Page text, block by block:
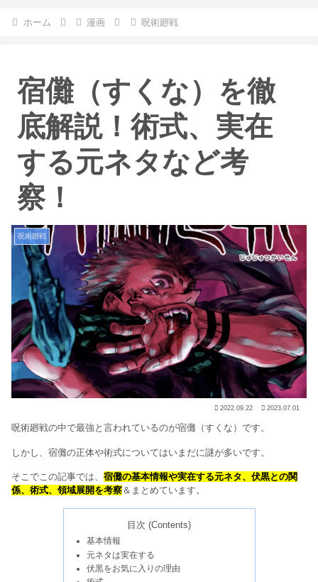
ホーム 漫画 呪術廻戦
宿儺（すくな）を徹
底解説！術式、実在
する元ネタなど考
察！
呪術廻戦
2022.09.22 2023.07.01
呪術廻戦の中で最強と言われているのが宿儺（すくな）です。
しかし、宿儺の正体や術式についてはいまだに謎が多いです。
そこでこの記事では、 宿儺の基本情報や実在する元ネタ、伏黒との関
係、術式、領域展開を考察＆まとめています。
目次 (Contents)
基本情報
元ネタは実在する
伏黒をお気に入りの理由